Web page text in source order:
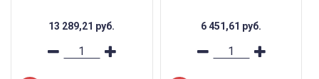
13 289,21 руб. 6 451,61 руб.